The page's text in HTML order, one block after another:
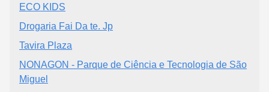
ECO KIDS
Drogaria Fai Da te. Jp
Tavira Plaza
NONAGON - Parque de Ciência e Tecnologia de São
Miguel